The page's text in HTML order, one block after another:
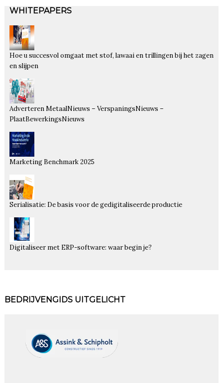
WHITEPAPERS
Hoe u succesvol omgaat met stof, lawaai en trillingen bij het zagen
en slijpen
Adverteren MetaalNieuws – VerspaningsNieuws –
PlaatBewerkingsNieuws
Marketing Benchmark 2025
Serialisatie: De basis voor de gedigitaliseerde productie
Digitaliseer met ERP-software: waar begin je?
BEDRIJVENGIDS UITGELICHT